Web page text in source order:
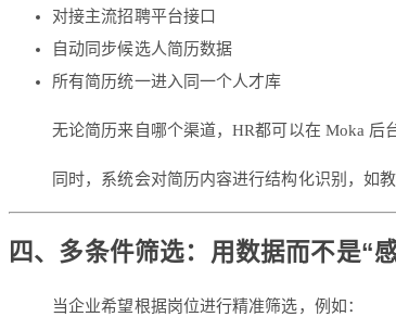
对接主流招聘平台接口
自动同步候选人简历数据
所有简历统一进入同一个人才库
无论简历来自哪个渠道，HR都可以在 Moka 后
同时，系统会对简历内容进行结构化识别，如
四、多条件筛选：用数据而不是“
当企业希望根据岗位进行精准筛选，例如：